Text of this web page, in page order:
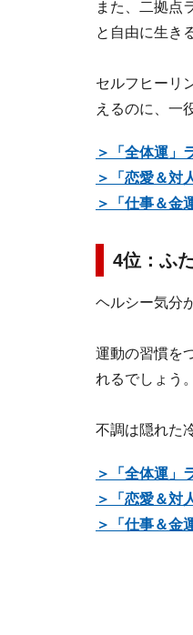
また、二拠点
と自由に生き
セルフヒーリ
えるのに、一
＞「全体運」
＞「恋愛＆対
＞「仕事＆金
4位：ふ
ヘルシー気分
運動の習慣を
れるでしょう。
不調は隠れた
＞「全体運」
＞「恋愛＆対
＞「仕事＆金